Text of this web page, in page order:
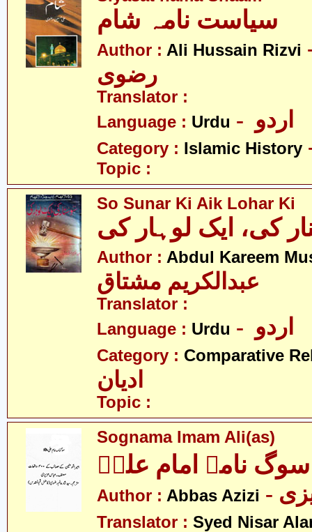
Author : Ali Hussain Rizvi
Translator :
Language : Urdu
Category : Islamic History
Topic :
So Sunar Ki Aik Lohar Ki
Author : Abdul Kareem
عبدالکریم مشتاق
Translator :
Language : Urdu
Category : Comparative
ادیان
Topic :
Sognama Imam Ali(as)
سوگ نامہ امام علیؑ
Author : Abbas Azizi
Translator : Syed Nisar